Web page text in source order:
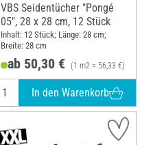
VBS Seidentücher "Pongé
05", 28 x 28 cm, 12 Stück
Inhalt: 12 Stück; Länge: 28 cm;
Breite: 28 cm
ab 50,30 € (1 m2 = 56,33 €)
In den Warenkorb